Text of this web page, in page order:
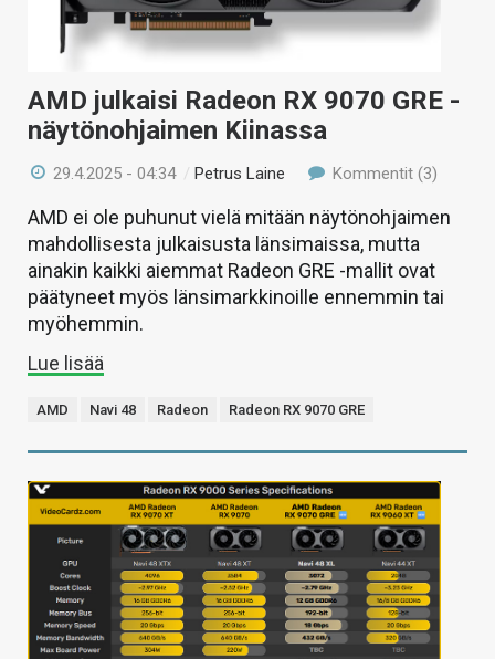
AMD julkaisi Radeon RX 9070 GRE -
näytönohjaimen Kiinassa
29.4.2025 - 04:34 / Petrus Laine Kommentit (3)
AMD ei ole puhunut vielä mitään näytönohjaimen
mahdollisesta julkaisusta länsimaissa, mutta
ainakin kaikki aiemmat Radeon GRE -mallit ovat
päätyneet myös länsimarkkinoille ennemmin tai
myöhemmin.
Lue lisää
AMD Navi 48 Radeon Radeon RX 9070 GRE